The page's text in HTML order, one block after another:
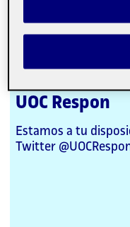
imprevistas si te
¿Te encuentras
UOC Respon
Estamos a tu
Twitter